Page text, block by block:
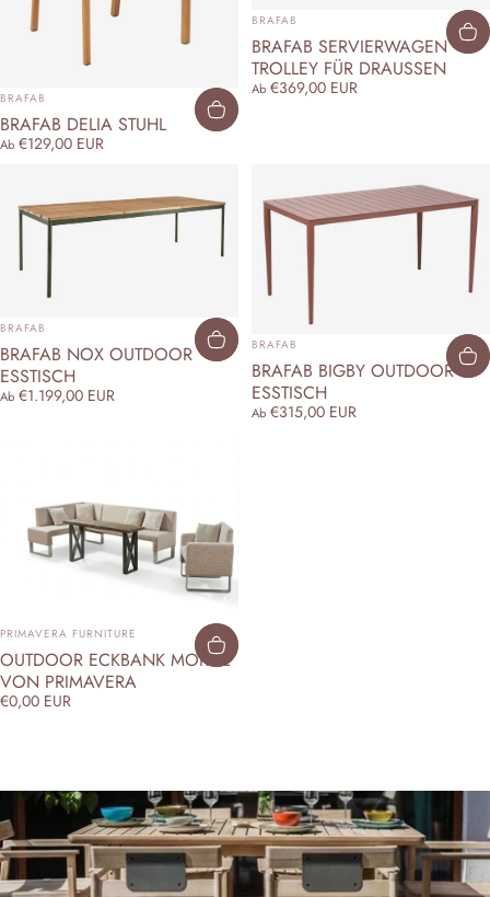
ANBIETER:
BRAFAB
BRAFAB DELIA STUHL
Ab €129,00 EUR
ANBIETER:
BRAFAB
BRAFAB SERVIERWAGEN
TROLLEY FÜR DRAUSSEN
Ab €369,00 EUR
ANBIETER:
BRAFAB
BRAFAB NOX OUTDOOR
ESSTISCH
Ab €1.199,00 EUR
ANBIETER:
BRAFAB
BRAFAB BIGBY OUTDOOR-
ESSTISCH
Ab €315,00 EUR
ANBIETER:
PRIMAVERA FURNITURE
OUTDOOR ECKBANK MORITZ
VON PRIMAVERA
€0,00 EUR